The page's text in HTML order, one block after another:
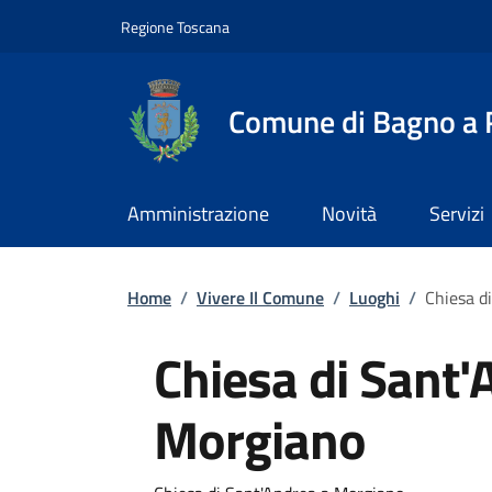
Regione ToscanaSlim top
Comune di Bagno a
Amministrazione Novità Servizi
Briciole di pane
Home / Vivere Il Comune / Luoghi / Chiesa
Chiesa di
Morgiano